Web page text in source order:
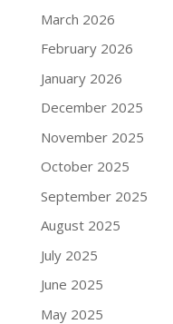
March 2026
February 2026
January 2026
December 2025
November 2025
October 2025
September 2025
August 2025
July 2025
June 2025
May 2025